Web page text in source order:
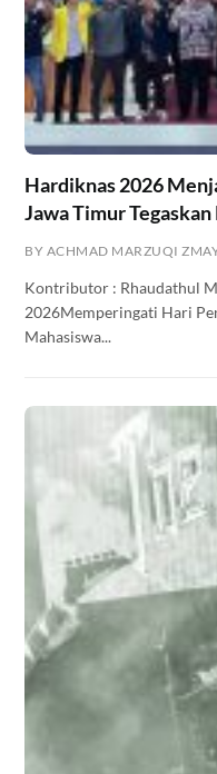
Hardiknas 2026
Jawa Timur
BY ACHMAD MARZUQI Z
Kontributor : Rhaudathul
2026Memperingati Hari
Mahasiswa...